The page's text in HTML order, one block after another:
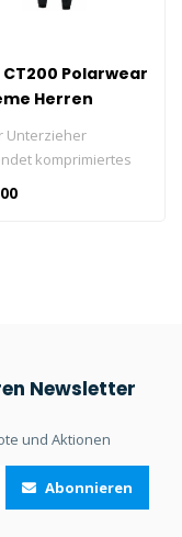
Polarwear
Herren
Unterzieher
komprimiertes
das weniger
bietet, aber immer
Newsletter
und Aktionen
Abonnieren